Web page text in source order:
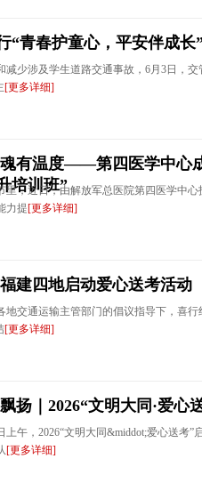
“青春护童心，平安伴成长
少涉及学生道路交通事故，6月3日，
[更多详细]
有温度——第四医学中心
培训班”
，近日，由解放军总医院第四医学中
力提[更多详细]
建四地启动爱心送考活动
交通运输主管部门的倡议指导下，喜
[更多详细]
扬｜2026“文明大同·爱心
午，2026“文明大同&middot;爱心送考
[更多详细]